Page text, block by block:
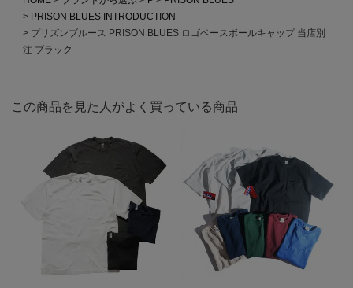
PRISON BLUES INTRODUCTION
プリズンブルース PRISON BLUES ロゴベースボールキャップ 当店別
注 ブラック
この商品を見た人がよく買っている商品